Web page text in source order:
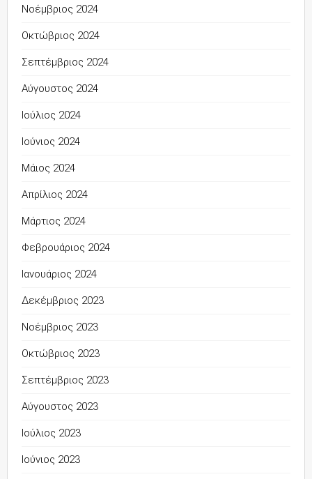
Νοέμβριος 2024
Οκτώβριος 2024
Σεπτέμβριος 2024
Αύγουστος 2024
Ιούλιος 2024
Ιούνιος 2024
Μάιος 2024
Απρίλιος 2024
Μάρτιος 2024
Φεβρουάριος 2024
Ιανουάριος 2024
Δεκέμβριος 2023
Νοέμβριος 2023
Οκτώβριος 2023
Σεπτέμβριος 2023
Αύγουστος 2023
Ιούλιος 2023
Ιούνιος 2023